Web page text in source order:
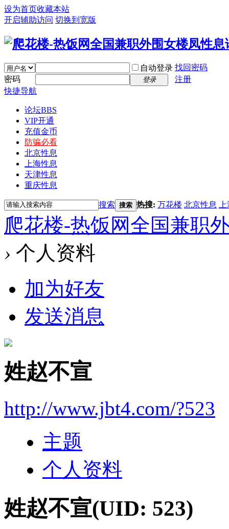
设为首页收藏本站
开启辅助访问 切换到宽版
自动登录 找回密码
密码
登录
注册
快捷导航
论坛BBS
VIP开通
充值金币
防骗必看
北京性息
上海性息
天津性息
重庆性息
搜索 搜索 热搜: 万花楼 北京性息
爬花楼-热饭网全国兼职
› 个人资料
加为好友
发送消息
姓赵不宣
http://www.jbt4.com/?523
主题
个人资料
姓赵不宣(UID: 523)